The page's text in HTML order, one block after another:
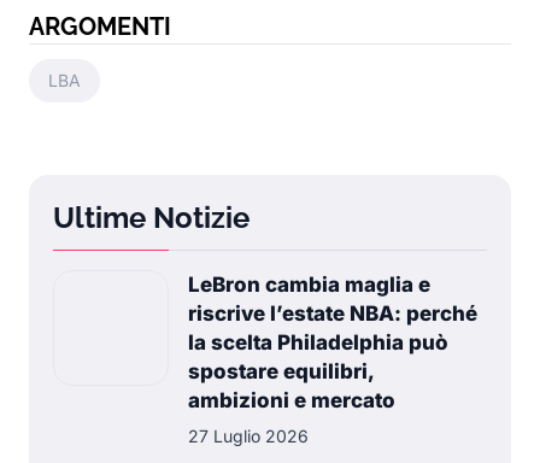
ARGOMENTI
LBA
Ultime Notizie
LeBron cambia maglia e
riscrive l’estate NBA: perché
la scelta Philadelphia può
spostare equilibri,
ambizioni e mercato
27 Luglio 2026